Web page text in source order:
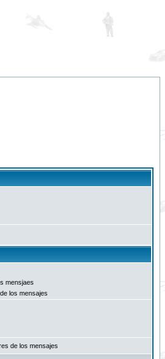
mensjaes
los mensajes
de los mensajes